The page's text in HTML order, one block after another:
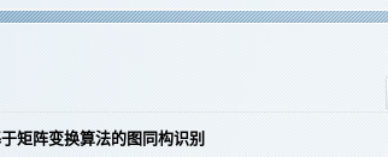
矩阵变换算法的图同构识别